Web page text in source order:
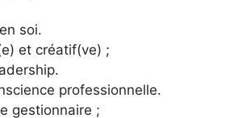
soi.
et créatif(ve) ;
professionnelle.
gestionnaire ;